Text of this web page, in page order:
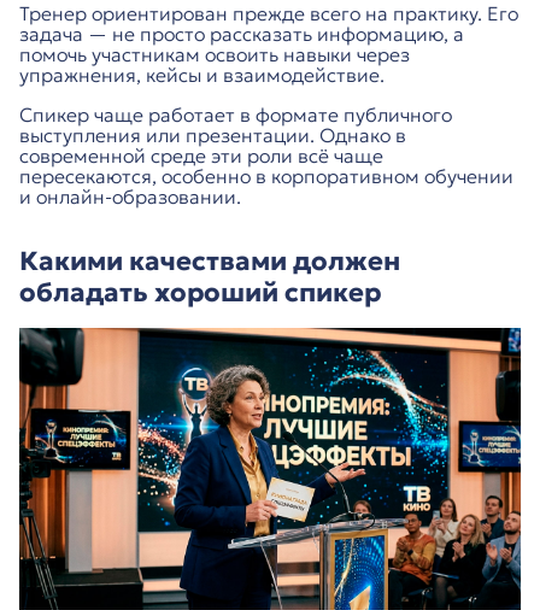
Тренер ориентирован прежде всего на практику. Его
задача — не просто рассказать информацию, а
помочь участникам освоить навыки через
упражнения, кейсы и взаимодействие.
Спикер чаще работает в формате публичного
выступления или презентации. Однако в
современной среде эти роли всё чаще
пересекаются, особенно в корпоративном обучении
и онлайн-образовании.
Какими качествами должен
обладать хороший спикер